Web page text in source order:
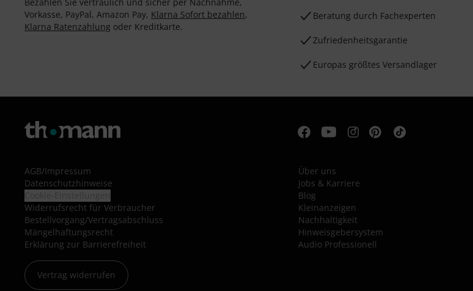
Vorkasse, PayPal, Amazon Pay, Klarna Sofort bezahlen,
Klarna Ratenzahlung oder Kreditkarte.
Beratung durch Fachexperten
Zufriedenheitsgarantie
Europas größtes Versandlager
AGB/Impressum
Datenschutzhinweise
Widerrufsrecht für Verbraucher
Bestellvorgang/Vertragsabschluss
Mängelhaftungsrecht
Erklärung zur Barrierefreiheit
Vertrag widerrufen
Über uns
Jobs & Karriere
Blog
Kleinanzeigen
Nachhaltigkeit
Hinweisgebersystem
Audio Professionell